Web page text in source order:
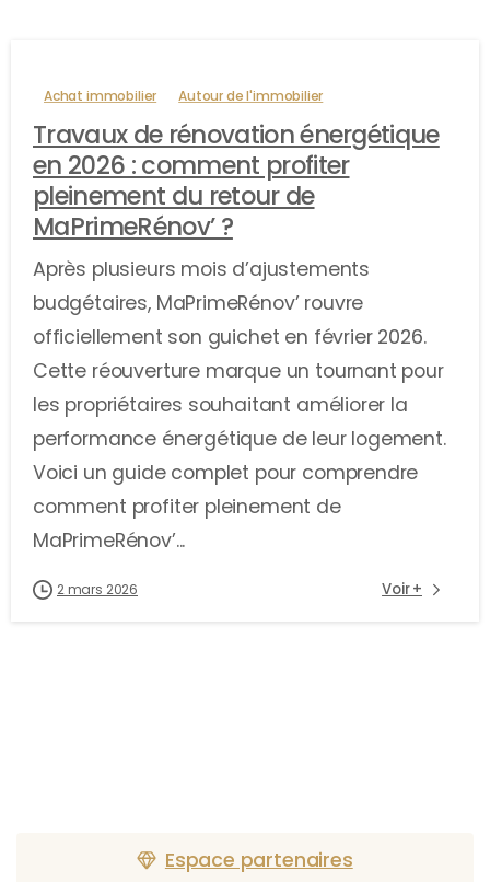
Achat immobilier Autour de l'immobilier
Travaux de rénovation énergétique
en 2026 : comment profiter
pleinement du retour de
MaPrimeRénov’ ?
Après plusieurs mois d’ajustements
budgétaires, MaPrimeRénov’ rouvre
officiellement son guichet en février 2026.
Cette réouverture marque un tournant pour
les propriétaires souhaitant améliorer la
performance énergétique de leur logement.
Voici un guide complet pour comprendre
comment profiter pleinement de
MaPrimeRénov’...
2 mars 2026 Voir +
Espace partenaires